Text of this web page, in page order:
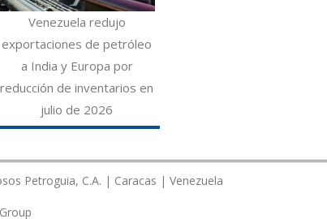
Venezuela redujo
exportaciones de petróleo
a India y Europa por
reducción de inventarios en
julio de 2026
Petroguia, C.A. | Caracas | Venezuela